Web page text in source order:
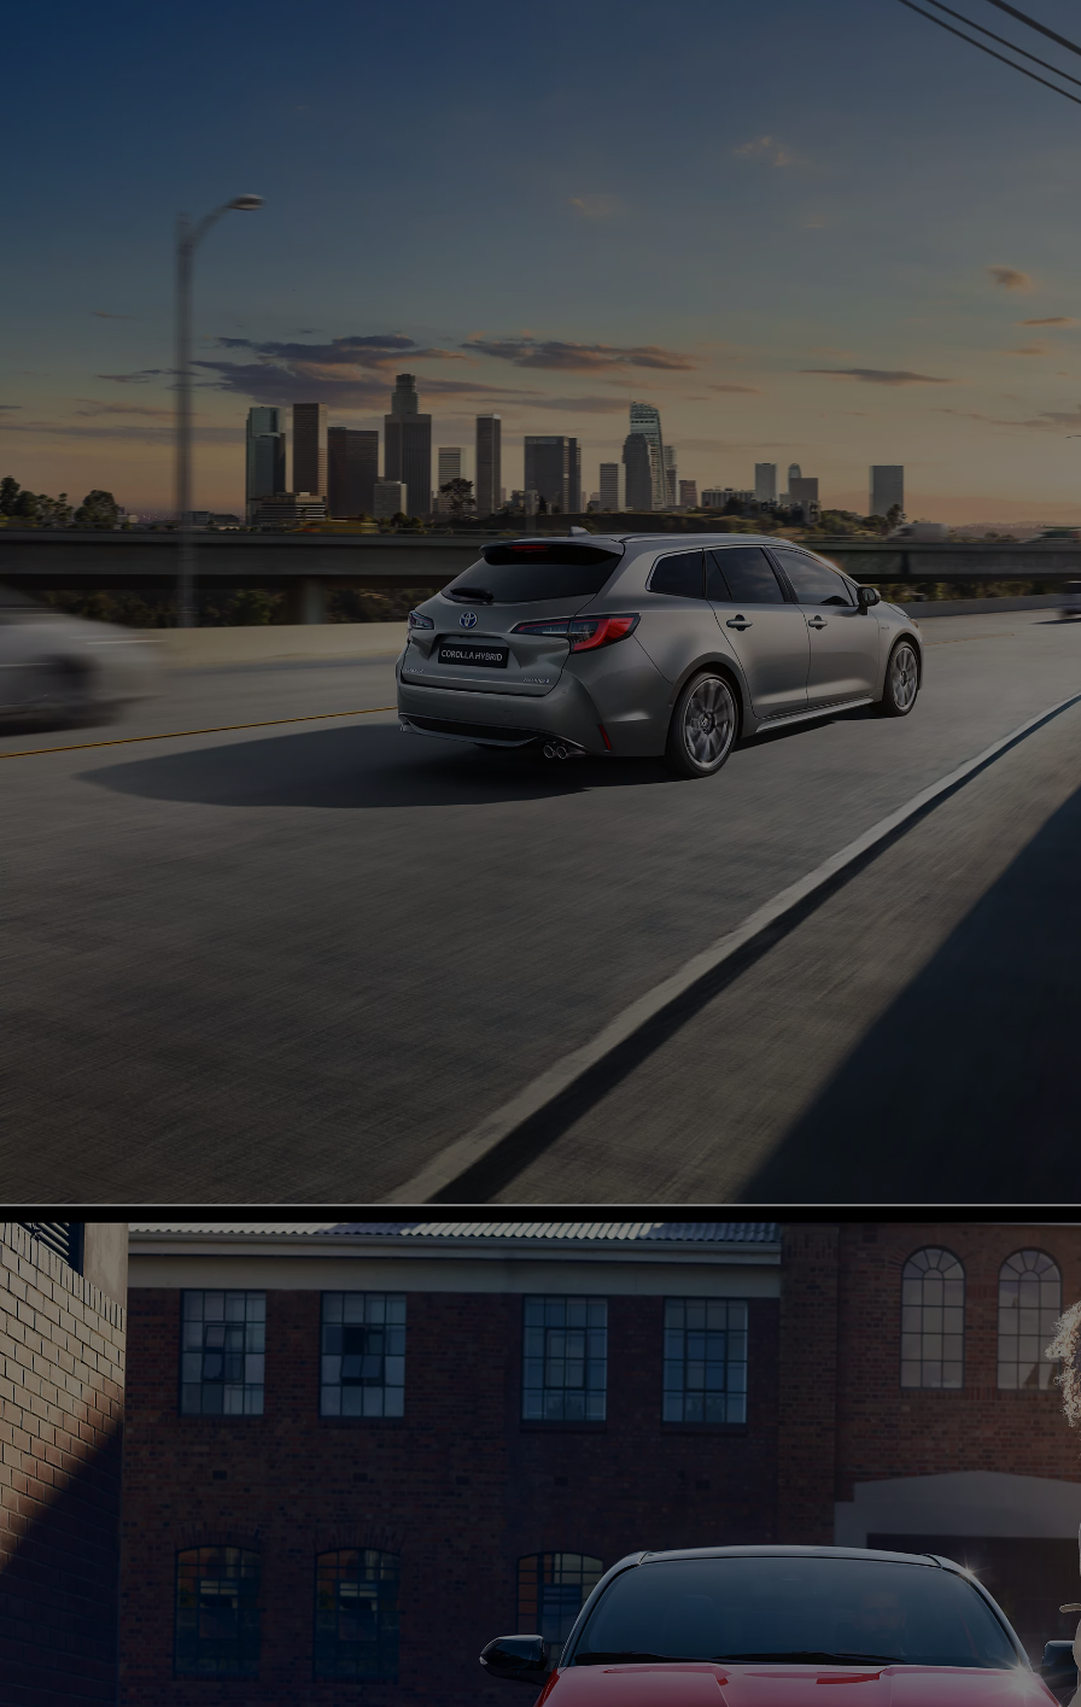
Или на лизинг / month
Toyota C-HR
Резервирай онлайн
HYBRID ELECTRIC & PLUG IN HYBRID ELECTRIC
От
Или на лизинг / month
RAV4
Резервирай онлайн
HYBRID ELECTRIC & PLUG IN HYBRID ELECTRIC